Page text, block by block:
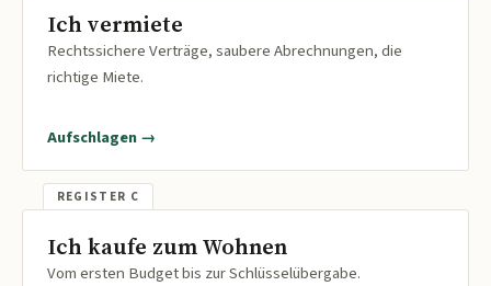
Ich vermiete
Rechtssichere Verträge, saubere Abrechnungen, die
richtige Miete.
Aufschlagen →
Ich kaufe zum Wohnen
Vom ersten Budget bis zur Schlüsselübergabe.